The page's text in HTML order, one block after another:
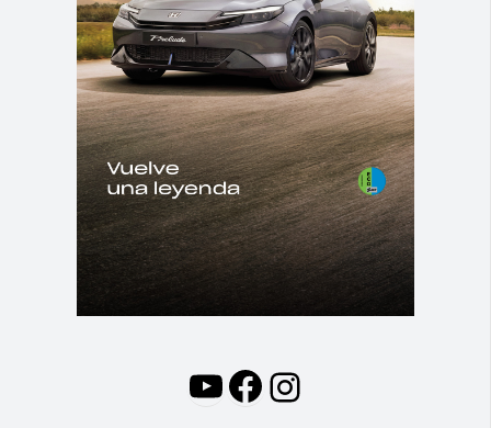
YouTube
Facebook
Instagram